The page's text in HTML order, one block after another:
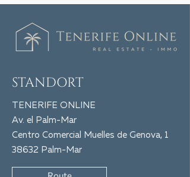
Gomera!
und Whirlpool!
STANDORT
TENERIFE ONLINE
Av. el Palm-Mar
Centro Comercial Muelles de Genova, 1
38632 Palm-Mar